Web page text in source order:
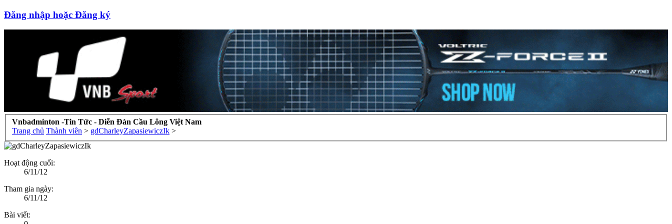
Đăng nhập hoặc Đăng ký
Vnbadminton -Tin Tức - Diễn Đàn Cầu Lông Việt Nam
Trang chủ Thành viên > gdCharleyZapasiewiczIk >
Hoạt động cuối:
6/11/12
Tham gia ngày:
6/11/12
Bài viết: